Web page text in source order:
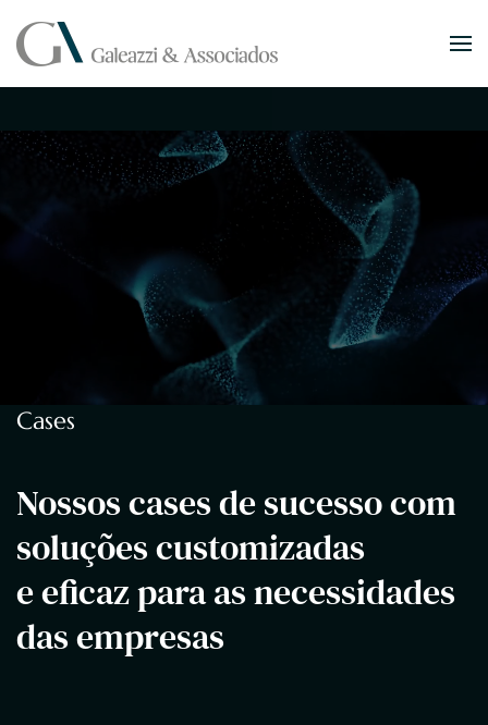
Skip to main content
Cases
Nossos cases de sucesso com
soluções customizadas
e eficaz para as necessidades
das empresas